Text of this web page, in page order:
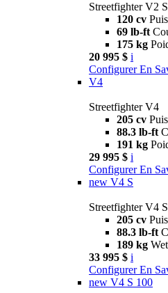
Streetfighter V2 S
120 cv
69 lb-ft
175 kg
20 995 $ i
Configurer En
V4
Streetfighter V4
205 cv
88.3 lb-ft
191 kg
29 995 $ i
Configurer En
new V4 S
Streetfighter V4 S
205 cv
88.3 lb-ft
189 kg
33 995 $ i
Configurer En
new V4 S 100